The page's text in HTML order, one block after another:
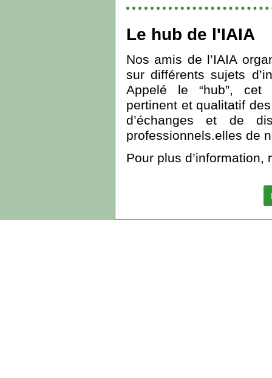
Le hub de l'IAIA
Nos amis de l’IAIA
sur différents sujets
Appelé le “hub”, cet
pertinent et qualitatif
d’échanges et de
professionnels.elles de
Pour plus